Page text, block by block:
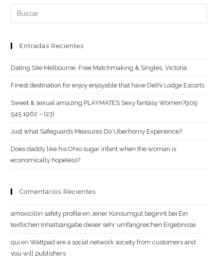
(opcional)
Buscar:
Entradas Recientes
Dating Site Melbourne. Free Matchmaking & Singles, Victoria
Finest destination for enjoy enjoyable that have Delhi Lodge Escorts
Sweet & sexual amazing PLAYMATES Sexy fantasy Women?909
545 1962 – (23)
Just what Safeguards Measures Do Uberhorny Experience?
Does daddy like his Ohio sugar infant when the woman is
economically hopeless?
Comentarios Recientes
amoxicillin safety profile enJener Konsumgut beginnt bei Ein
textlichen Inhaltsangabe dieser sehr umfangreichen Ergebnisse
qui enWattpad are a social network society from customers and
you will publishers